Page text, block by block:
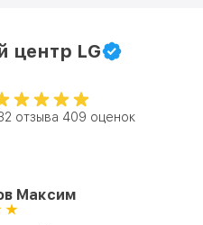
центр LG
отзыва 409 оценок
Максим